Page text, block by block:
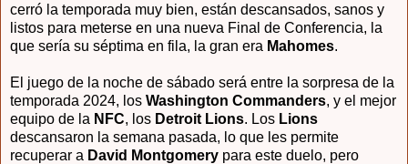
cerró la temporada muy bien, están descansados, sanos y
listos para meterse en una nueva Final de Conferencia, la
que sería su séptima en fila, la gran era Mahomes.
El juego de la noche de sábado será entre la sorpresa de la
temporada 2024, los Washington Commanders, y el mejor
equipo de la NFC, los Detroit Lions. Los Lions
descansaron la semana pasada, lo que les permite
recuperar a David Montgomery para este duelo, pero